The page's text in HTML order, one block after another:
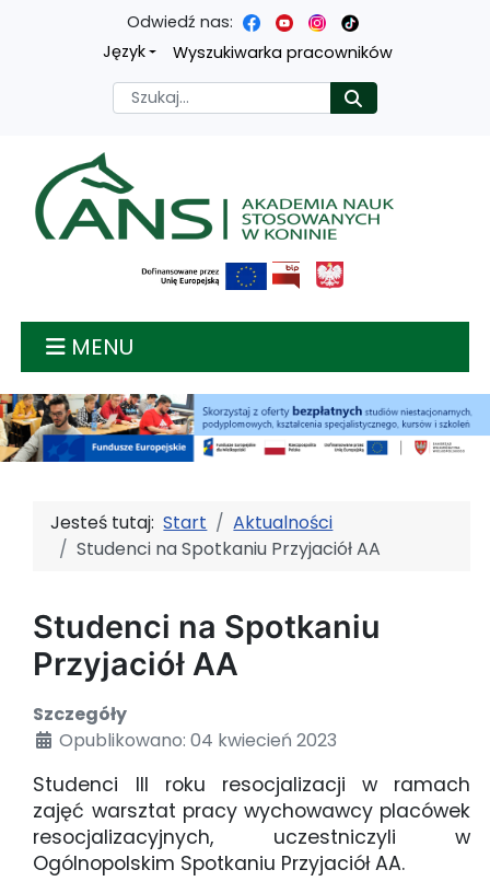
Przejdź
treści
głównej
Przejdź
menu
nawigacyjnego
Przejdź
wyszukiwarki
Przejdź
mapy
strony
Odwiedź nas:
Język
Wyszukiwarka pracowników
Szukaj
Akademia nauk
MENU
Jesteś tutaj:Start
Aktualności
Studenci na Spotkaniu Przyjaciół AA
Studenci na Spotkaniu
Przyjaciół AA
Szczegóły
Opublikowano: 04 kwiecień 2023
Studenci III roku resocjalizacji w ramach
zajęć warsztat pracy wychowawcy placówek
resocjalizacyjnych, uczestniczyli w
Ogólnopolskim Spotkaniu Przyjaciół AA.